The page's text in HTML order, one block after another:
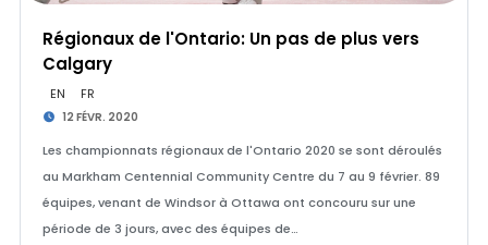
Régionaux de l'Ontario: Un pas de plus vers
Calgary
EN FR
12 FÉVR. 2020
Les championnats régionaux de l'Ontario 2020 se sont déroulés
au Markham Centennial Community Centre du 7 au 9 février. 89
équipes, venant de Windsor à Ottawa ont concouru sur une
période de 3 jours, avec des équipes de…